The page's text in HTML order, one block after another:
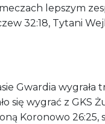
lepszym
32:18, Tytani
Gwardia wygrała
się wygrać z GKS
Koronowo 26:25,